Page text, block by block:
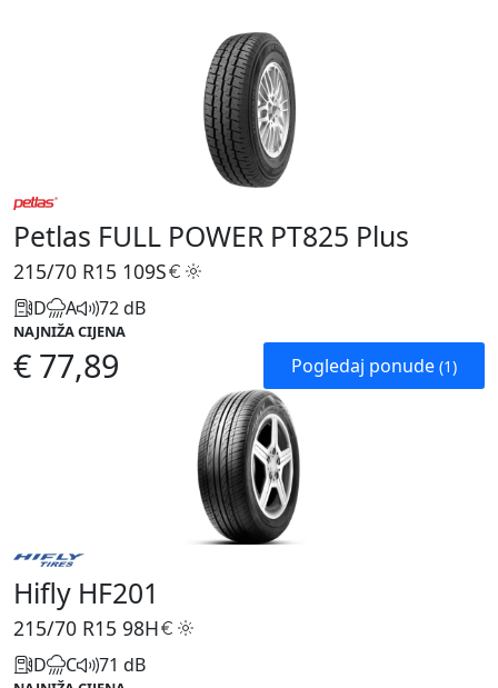
Petlas FULL POWER PT825 Plus
215/70 R15 109S
D A 72 dB
NAJNIŽA CIJENA
€ 77,89 Pogledaj ponude (1)
Hifly HF201
215/70 R15 98H
D C 71 dB